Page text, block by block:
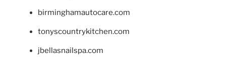
birminghamautocare.com
tonyscountrykitchen.com
jbellasnailspa.com